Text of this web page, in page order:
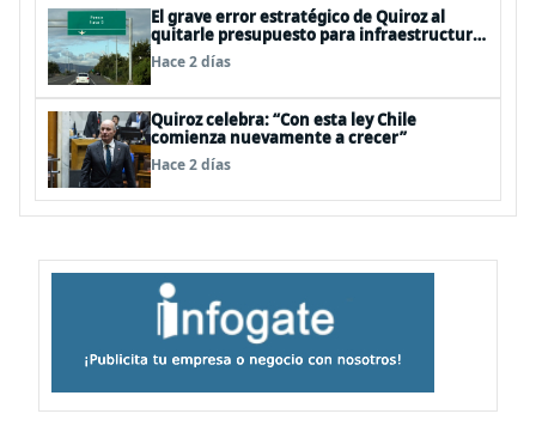
El grave error estratégico de Quiroz al
quitarle presupuesto para infraestructura
vial del Biobío
Hace 2 días
Quiroz celebra: “Con esta ley Chile
comienza nuevamente a crecer”
Hace 2 días